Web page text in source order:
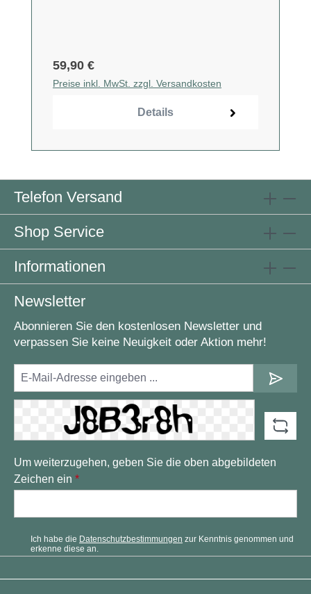
59,90 €
Preise inkl. MwSt. zzgl. Versandkosten
Details
Telefon Versand
Shop Service
Informationen
Newsletter
Abonnieren Sie den kostenlosen Newsletter und
verpassen Sie keine Neuigkeit oder Aktion mehr!
Um weiterzugehen, geben Sie die oben abgebildeten
Zeichen ein *
Ich habe die Datenschutzbestimmungen zur Kenntnis genommen und
erkenne diese an.